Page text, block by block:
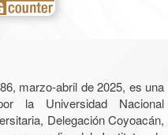
marzo-abril de 2025, es una
la Universidad Nacional
Delegación Coyoacán,